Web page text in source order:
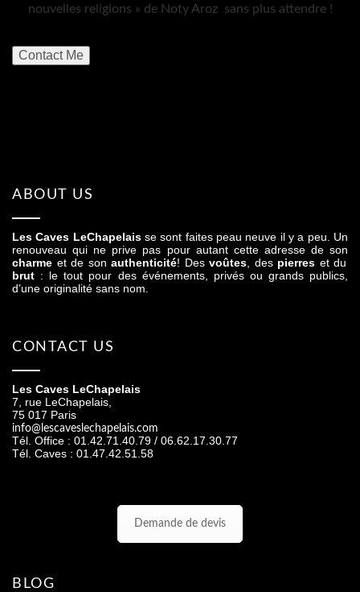
nouvelles religions » de Noty Aroz sans plus attendre !
Contact Me
ABOUT US
Les Caves LeChapelais se sont faites peau neuve il y a peu. Un
renouveau qui ne prive pas pour autant cette adresse de son
charme et de sonauthenticité! Desvoûtes , des pierres et du
brut : le tout pour des événements, privés ou grands publics,
d’une originalité sans nom.
CONTACT US
Les Caves LeChapelais
7, rue LeChapelais,
75 017 Paris
info@lescaveslechapelais.com
Tél. Office : 01.42.71.40.79 / 06.62.17.30.77
Tél. Caves : 01.47.42.51.58
Demande de devis
BLOG